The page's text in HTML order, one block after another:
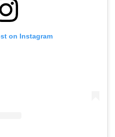
on Instagram